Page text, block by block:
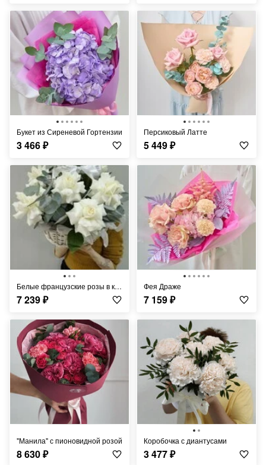
Букет из Сиреневой Гортензии
3 466₽
Персиковый Латте
5 449₽
Белые французские розы в корзине
7 239₽
Фея Драже
7 159₽
"Манила" с пионовидной розой
8 630₽
Коробочка с диантусами
3 477₽